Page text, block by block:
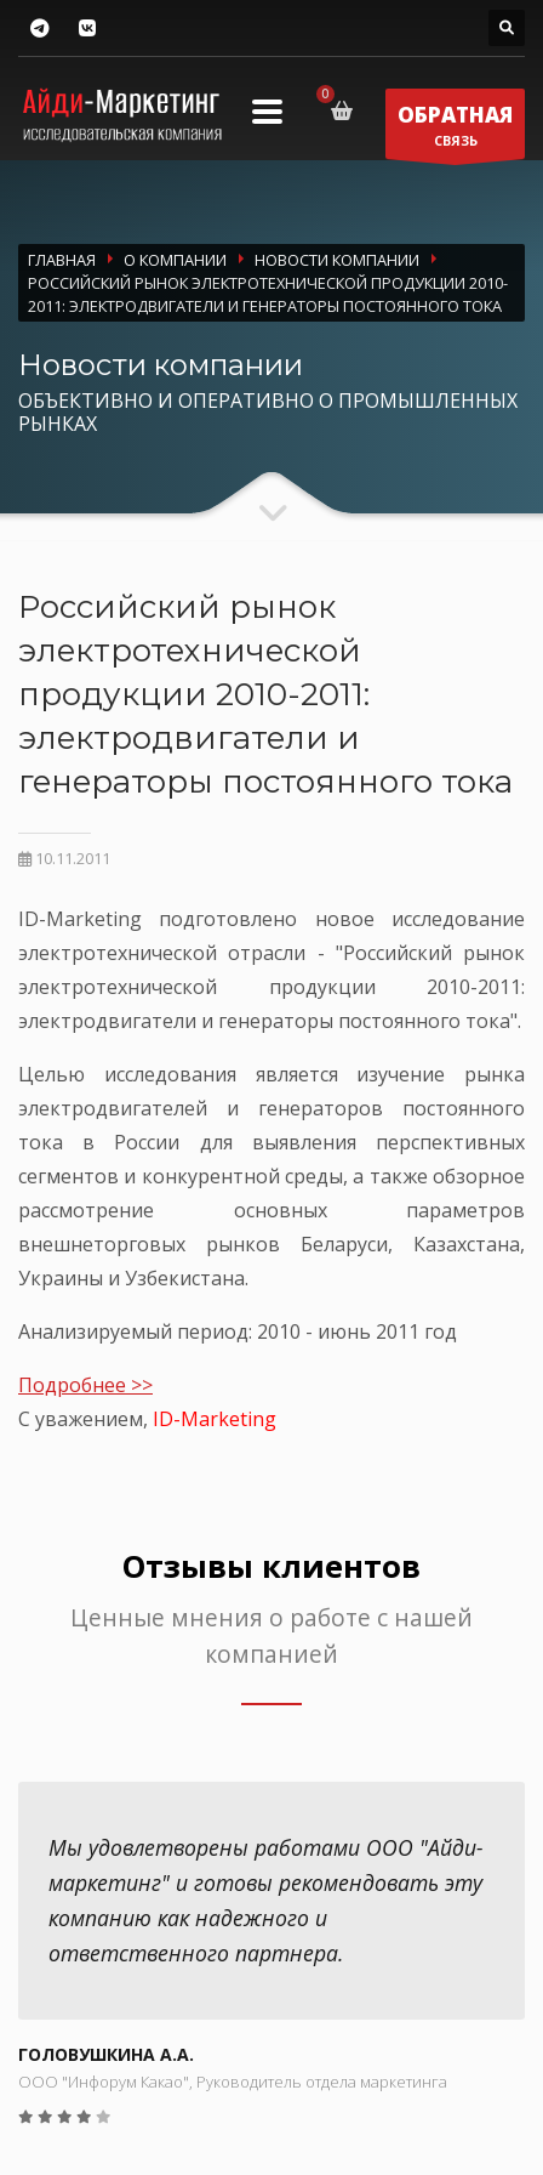
ОБРАТНАЯ
СВЯЗЬ
ГЛАВНАЯ О КОМПАНИИ
НОВОСТИ КОМПАНИИ
РОССИЙСКИЙ РЫНОК ЭЛЕКТРОТЕХНИЧЕСКОЙ ПРОДУКЦИИ 2010-
2011: ЭЛЕКТРОДВИГАТЕЛИ И ГЕНЕРАТОРЫ ПОСТОЯННОГО ТОКА
Новости компании
ОБЪЕКТИВНО И ОПЕРАТИВНО О ПРОМЫШЛЕННЫХ
РЫНКАХ
Российский рынок
электротехнической
продукции 2010-2011:
электродвигатели и
генераторы постоянного тока
10.11.2011
ID-Marketing подготовлено новое исследование
электротехнической отрасли - "Российский рынок
электротехнической продукции 2010-2011:
электродвигатели и генераторы постоянного тока".
Целью исследования является изучение рынка
электродвигателей и генераторов постоянного
тока в России для выявления перспективных
сегментов и конкурентной среды, а также обзорное
рассмотрение основных параметров
внешнеторговых рынков Беларуси, Казахстана,
Украины и Узбекистана.
Анализируемый период: 2010 - июнь 2011 год
Подробнее >>
С уважением, ID-Marketing
Отзывы клиентов
Ценные мнения о работе с нашей
компанией
Мы удовлетворены работами ООО "Айди-
маркетинг" и готовы рекомендовать эту
компанию как надежного и
ответственного партнера.
ГОЛОВУШКИНА А.А.
ООО "Инфорум Какао", Руководитель отдела маркетинга